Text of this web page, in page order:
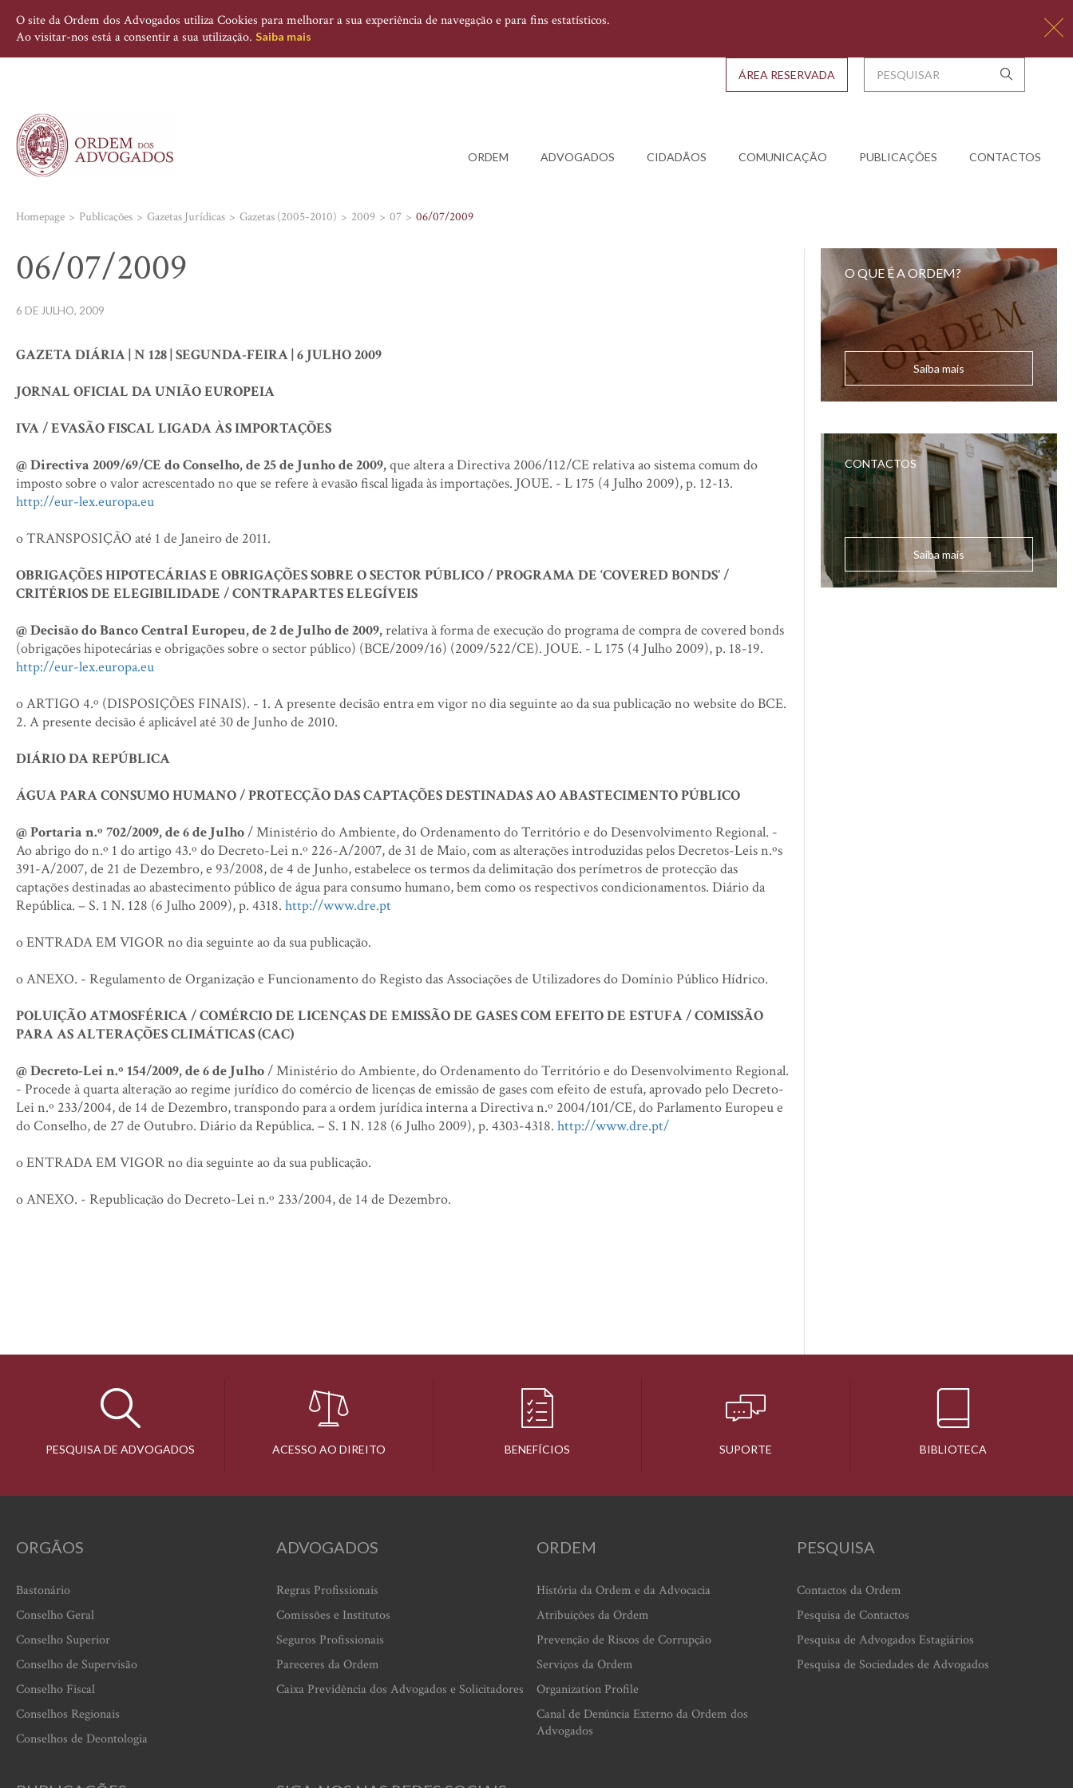
O site da Ordem dos Advogados utiliza Cookies para melhorar a sua experiência de navegação e para fins estatísticos.
Ao visitar-nos está a consentir a sua utilização. Saiba mais
ORDEM ADVOGADOS CIDADÃOS COMUNICAÇÃO PUBLICAÇÕES CONTACTOS
ÁREA RESERVADA
Homepage Publicações Gazetas Jurídicas Gazetas (2005-2010) 2009 07 06/07/2009
06/07/2009
6 DE JULHO, 2009
GAZETA DIÁRIA | N 128 | SEGUNDA-FEIRA | 6 JULHO 2009
JORNAL OFICIAL DA UNIÃO EUROPEIA
IVA / EVASÃO FISCAL LIGADA ÀS IMPORTAÇÕES
@ Directiva 2009/69/CE do Conselho, de 25 de Junho de 2009,que altera a Directiva 2006/112/CE relativa ao sistema comum do
imposto sobre o valor acrescentado no que se refere à evasão fiscal ligada às importações. JOUE. - L 175 (4 Julho 2009), p. 12-13.
http://eur-lex.europa.eu
o TRANSPOSIÇÃO até 1 de Janeiro de 2011.
OBRIGAÇÕES HIPOTECÁRIAS E OBRIGAÇÕES SOBRE O SECTOR PÚBLICO / PROGRAMA DE ‘COVERED BONDS’ /
CRITÉRIOS DE ELEGIBILIDADE / CONTRAPARTES ELEGÍVEIS
@ Decisão do Banco Central Europeu, de 2 de Julho de 2009,relativa à forma de execução do programa de compra de covered bonds
(obrigações hipotecárias e obrigações sobre o sector público) (BCE/2009/16) (2009/522/CE). JOUE. - L 175 (4 Julho 2009), p. 18-19.
http://eur-lex.europa.eu
o ARTIGO 4.º (DISPOSIÇÕES FINAIS). - 1. A presente decisão entra em vigor no dia seguinte ao da sua publicação no website do BCE.
2. A presente decisão é aplicável até 30 de Junho de 2010.
DIÁRIO DA REPÚBLICA
ÁGUA PARA CONSUMO HUMANO / PROTECÇÃO DAS CAPTAÇÕES DESTINADAS AO ABASTECIMENTO PÚBLICO
@ Portaria n.º 702/2009, de 6 de Julho/ Ministério do Ambiente, do Ordenamento do Território e do Desenvolvimento Regional. -
Ao abrigo do n.º 1 do artigo 43.º do Decreto-Lei n.º 226-A/2007, de 31 de Maio, com as alterações introduzidas pelos Decretos-Leis n.ºs
391-A/2007, de 21 de Dezembro, e 93/2008, de 4 de Junho, estabelece os termos da delimitação dos perímetros de protecção das
captações destinadas ao abastecimento público de água para consumo humano, bem como os respectivos condicionamentos. Diário da
República. – S. 1 N. 128 (6 Julho 2009), p. 4318. http://www.dre.pt
o ENTRADA EM VIGOR no dia seguinte ao da sua publicação.
o ANEXO. - Regulamento de Organização e Funcionamento do Registo das Associações de Utilizadores do Domínio Público Hídrico.
POLUIÇÃO ATMOSFÉRICA / COMÉRCIO DE LICENÇAS DE EMISSÃO DE GASES COM EFEITO DE ESTUFA / COMISSÃO
PARA AS ALTERAÇÕES CLIMÁTICAS (CAC)
@ Decreto-Lei n.º 154/2009, de 6 de Julho/ Ministério do Ambiente, do Ordenamento do Território e do Desenvolvimento Regional.
- Procede à quarta alteração ao regime jurídico do comércio de licenças de emissão de gases com efeito de estufa, aprovado pelo Decreto-
Lei n.º 233/2004, de 14 de Dezembro, transpondo para a ordem jurídica interna a Directiva n.º 2004/101/CE, do Parlamento Europeu e
do Conselho, de 27 de Outubro. Diário da República. – S. 1 N. 128 (6 Julho 2009), p. 4303-4318. http://www.dre.pt/
o ENTRADA EM VIGOR no dia seguinte ao da sua publicação.
o ANEXO. - Republicação do Decreto-Lei n.º 233/2004, de 14 de Dezembro.
O QUE É A ORDEM?
Saiba mais
CONTACTOS
Saiba mais
PESQUISA DE ADVOGADOS ACESSO AO DIREITO BENEFÍCIOS SUPORTE BIBLIOTECA
ORGÃOS
Bastonário
Conselho Geral
Conselho Superior
Conselho de Supervisão
Conselho Fiscal
Conselhos Regionais
Conselhos de Deontologia
ADVOGADOS
Regras Profissionais
Comissões e Institutos
Seguros Profissionais
Pareceres da Ordem
Caixa Previdência dos Advogados e Solicitadores
ORDEM
História da Ordem e da Advocacia
Atribuições da Ordem
Prevenção de Riscos de Corrupção
Serviços da Ordem
Organization Profile
Canal de Denúncia Externo da Ordem dos
Advogados
PESQUISA
Contactos da Ordem
Pesquisa de Contactos
Pesquisa de Advogados Estagiários
Pesquisa de Sociedades de Advogados